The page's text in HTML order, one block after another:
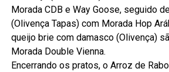
Morada CDB e Way Goose, seguido
(Olivença Tapas) com Morada Hop
queijo brie com damasco (Olivença)
Morada Double Vienna.
Encerrando os pratos, o Arroz de